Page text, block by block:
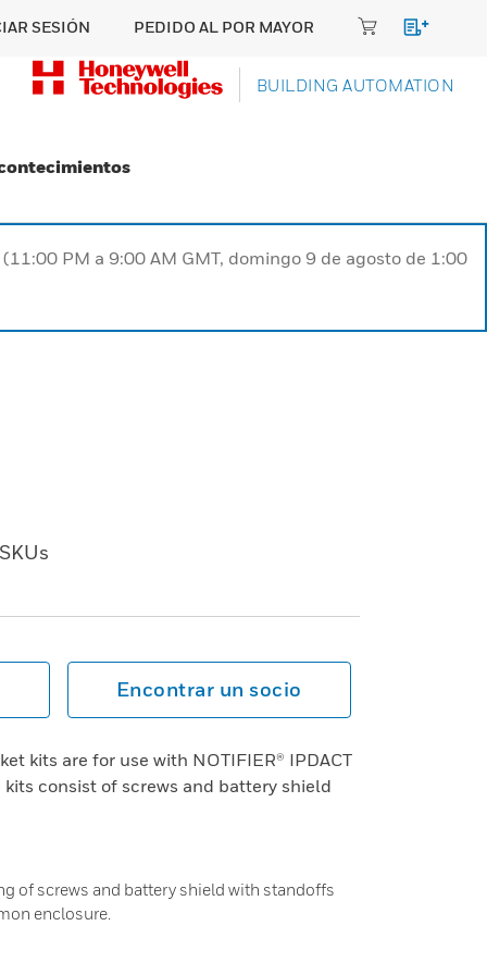
SESIÓN PEDIDO AL POR MAYOR
BUILDING AUTOMATION
PM a 9:00 AM GMT, domingo 9 de agosto de 1:00
SKUs
Encontrar un socio
kits are for use with NOTIFIER® IPDACT
consist of screws and battery shield
of screws and battery shield with standoffs
enclosure.